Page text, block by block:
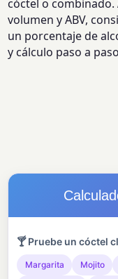
cóctel o
volumen y ABV,
un porcentaje de
y cálculo paso a
🍸 Pruebe un cóctel
Margarita Mojito